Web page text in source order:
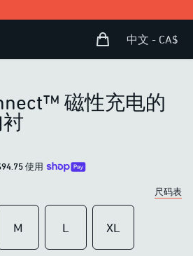
购物袋Open user menu
中文 - CA$
磁性充电的
使用
尺码表
M L XL